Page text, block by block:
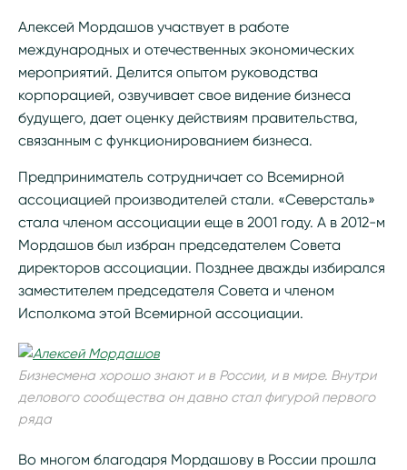
Алексей Мордашов участвует в работе
международных и отечественных экономических
мероприятий. Делится опытом руководства
корпорацией, озвучивает свое видение бизнеса
будущего, дает оценку действиям правительства,
связанным с функционированием бизнеса.
Предприниматель сотрудничает со Всемирной
ассоциацией производителей стали. «Северсталь»
стала членом ассоциации еще в 2001 году. А в 2012-м
Мордашов был избран председателем Совета
директоров ассоциации. Позднее дважды избирался
заместителем председателя Совета и членом
Исполкома этой Всемирной ассоциации.
Бизнесмена хорошо знают и в России, и в мире. Внутри
делового сообщества он давно стал фигурой первого
ряда
Во многом благодаря Мордашову в России прошла